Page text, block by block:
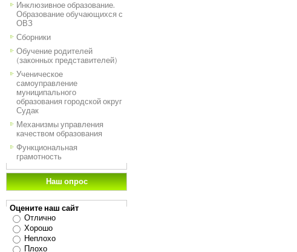
Инклюзивное образование.
Образование обучающихся с
ОВЗ
Сборники
Обучение родителей
(законных представителей)
Ученическое
самоуправление
муниципального
образования городской округ
Судак
Механизмы управления
качеством образования
Функциональная
грамотность
Наш опрос
Оцените наш сайт
Отлично
Хорошо
Неплохо
Плохо